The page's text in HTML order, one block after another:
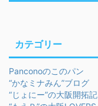
カテゴリー
Panconoのこのパン
“かなミナみん”ブログ
“じょにー”の大阪開拓記